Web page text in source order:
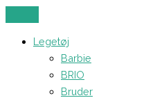
Legetøj
Barbie
BRIO
Bruder